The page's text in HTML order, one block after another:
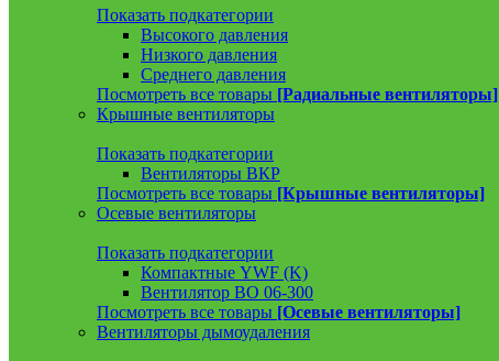
Показать подкатегории
Высокого давления
Низкого давления
Среднего давления
Посмотреть все товары [Радиальные вентиляторы]
Крышные вентиляторы
Показать подкатегории
Вентиляторы ВКР
Посмотреть все товары [Крышные вентиляторы]
Осевые вентиляторы
Показать подкатегории
Компактные YWF (K)
Вентилятор ВО 06-300
Посмотреть все товары [Осевые вентиляторы]
Вентиляторы дымоудаления